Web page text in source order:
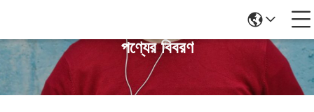
পণ্যের বিবরণ